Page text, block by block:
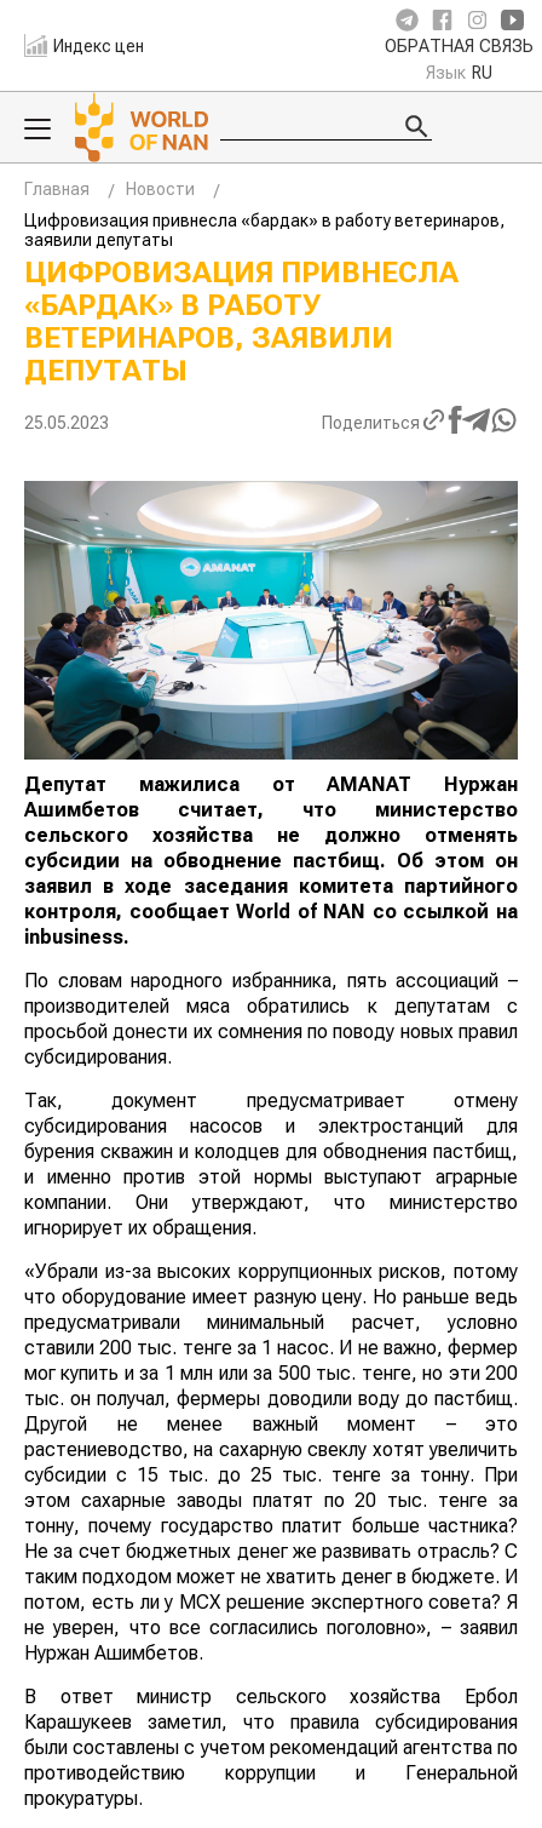
Индекс цен ОБРАТНАЯ СВЯЗЬ
Язык RU
Главная
Новости
Цифровизация привнесла «бардак» в работу ветеринаров,
заявили депутаты
ЦИФРОВИЗАЦИЯ ПРИВНЕСЛА
«БАРДАК» В РАБОТУ
ВЕТЕРИНАРОВ, ЗАЯВИЛИ
ДЕПУТАТЫ
25.05.2023 Поделиться
Депутат мажилиса от AMANAT Нуржан
Ашимбетов считает, что министерство
сельского хозяйства не должно отменять
субсидии на обводнение пастбищ. Об этом он
заявил в ходе заседания комитета партийного
контроля, сообщаетWorld of NAN со ссылкой на
inbusiness.
По словам народного избранника, пять ассоциаций –
производителей мяса обратились к депутатам с
просьбой донести их сомнения по поводу новых правил
субсидирования.
Так, документ предусматривает отмену
субсидирования насосов и электростанций для
бурения скважин и колодцев для обводнения пастбищ,
и именно против этой нормы выступают аграрные
компании. Они утверждают, что министерство
игнорирует их обращения.
«Убрали из-за высоких коррупционных рисков, потому
что оборудование имеет разную цену. Но раньше ведь
предусматривали минимальный расчет, условно
ставили 200 тыс. тенге за 1 насос. И не важно, фермер
мог купить и за 1 млн или за 500 тыс. тенге, но эти 200
тыс. он получал, фермеры доводили воду до пастбищ.
Другой не менее важный момент – это
растениеводство, на сахарную свеклу хотят увеличить
субсидии с 15 тыс. до 25 тыс. тенге за тонну. При
этом сахарные заводы платят по 20 тыс. тенге за
тонну, почему государство платит больше частника?
Не за счет бюджетных денег же развивать отрасль? С
таким подходом может не хватить денег в бюджете. И
потом, есть ли у МСХ решение экспертного совета? Я
не уверен, что все согласились поголовно», – заявил
Нуржан Ашимбетов.
В ответ министр сельского хозяйства Ербол
Карашукеев заметил, что правила субсидирования
были составлены с учетом рекомендаций агентства по
противодействию коррупции и Генеральной
прокуратуры.